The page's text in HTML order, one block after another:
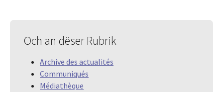
Och an dëser Rubrik
Archive des actualités
Communiqués
Médiathèque